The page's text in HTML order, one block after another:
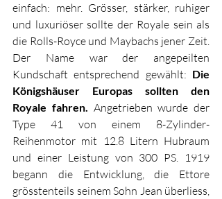
einfach: mehr. Grösser, stärker, ruhiger
und luxuriöser sollte der Royale sein als
die Rolls-Royce und Maybachs jener Zeit.
Der Name war der angepeilten
Kundschaft entsprechend gewählt: Die
Königshäuser Europas sollten den
Royale fahren. Angetrieben wurde der
Type 41 von einem 8-Zylinder-
Reihenmotor mit 12.8 Litern Hubraum
und einer Leistung von 300 PS. 1919
begann die Entwicklung, die Ettore
grösstenteils seinem Sohn Jean überliess,